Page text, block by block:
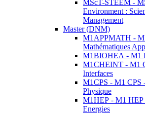
MScT-STEEM -
Environment :
Management
Master (DNM)
M1APPMATH -
Mathématiques
M1BIOHEA - M1
M1CHEINT - M1
Interfaces
M1CPS - M1 CPS
Physique
M1HEP - M1 HEP
Energies